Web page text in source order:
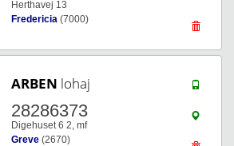
Herthavej 13
Fredericia (7000)
ARBEN lohaj
28286373
Digehuset 6 2, mf
Greve (2670)